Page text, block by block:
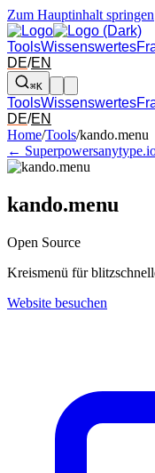
Zum Hauptinhalt springen
ToolsWissenswertes
DE/EN
⌘K
ToolsWissenswertes
DE/EN
Pfeil links und rechts:
Home/Tools/kando.menu
← Superpowers
kando.menu
Open Source
Kreismenü für
Website besuchen